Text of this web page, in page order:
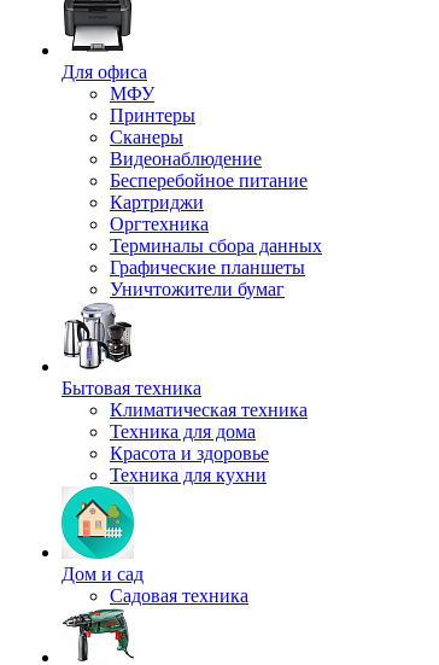
Для офиса
МФУ
Принтеры
Сканеры
Видеонаблюдение
Бесперебойное питание
Картриджи
Оргтехника
Терминалы сбора данных
Графические планшеты
Уничтожители бумаг
Бытовая техника
Климатическая техника
Техника для дома
Красота и здоровье
Техника для кухни
Дом и сад
Садовая техника